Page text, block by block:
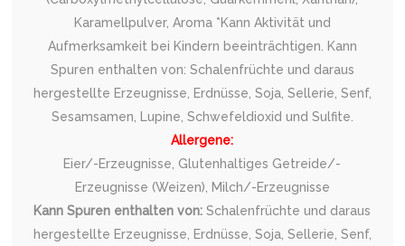
Karamellpulver, Aroma *Kann Aktivität und
Aufmerksamkeit bei Kindern beeinträchtigen. Kann
Spuren enthalten von: Schalenfrüchte und daraus
hergestellte Erzeugnisse, Erdnüsse, Soja, Sellerie, Senf,
Sesamsamen, Lupine, Schwefeldioxid und Sulfite.
Allergene:
Eier/-Erzeugnisse, Glutenhaltiges Getreide/-
Erzeugnisse (Weizen), Milch/-Erzeugnisse
Kann Spuren enthalten von: Schalenfrüchte und daraus
hergestellte Erzeugnisse, Erdnüsse, Soja, Sellerie, Senf,